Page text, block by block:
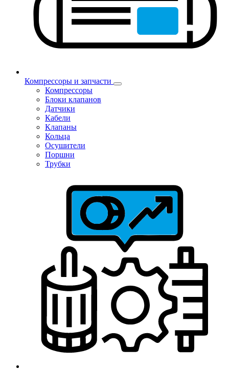
Компрессоры и запчасти
Компрессоры
Блоки клапанов
Датчики
Кабели
Клапаны
Кольца
Осушители
Поршни
Трубки